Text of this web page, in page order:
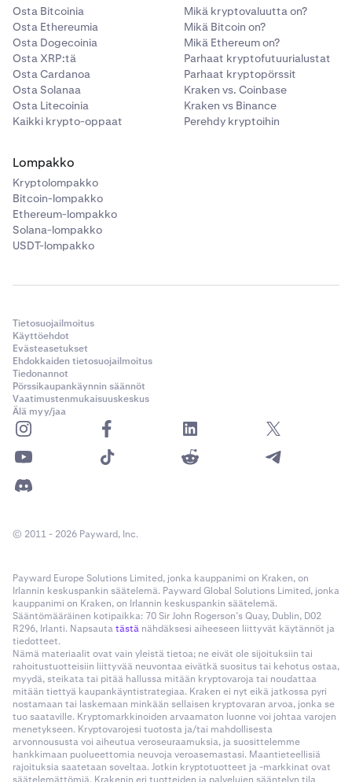
Osta Bitcoinia
Osta Ethereumia
Osta Dogecoinia
Osta XRP:tä
Osta Cardanoa
Osta Solanaa
Osta Litecoinia
Kaikki krypto-oppaat
Mikä kryptovaluutta on?
Mikä Bitcoin on?
Mikä Ethereum on?
Parhaat kryptofutuurialustat
Parhaat kryptopörssit
Kraken vs. Coinbase
Kraken vs Binance
Perehdy kryptoihin
Lompakko
Kryptolompakko
Bitcoin-lompakko
Ethereum-lompakko
Solana-lompakko
USDT-lompakko
Tietosuojailmoitus
Käyttöehdot
Evästeasetukset
Ehdokkaiden tietosuojailmoitus
Tiedonannot
Pörssikaupankäynnin säännöt
Vaatimustenmukaisuuskeskus
Älä myy/jaa
© 2011 - 2026 Payward, Inc.
Payward Europe Solutions Limited, jonka kauppanimi on Kraken, on
Irlannin keskuspankin säätelemä. Payward Global Solutions Limited, jonka
kauppanimi on Kraken, on Irlannin keskuspankin säätelemä.
Sääntömääräinen kotipaikka: 70 Sir John Rogerson’s Quay, Dublin, D02
R296, Irlanti. Napsautatästä nähdäksesi aiheeseen liittyvät käytännöt ja
tiedotteet.
Nämä materiaalit ovat vain yleistä tietoa; ne eivät ole sijoituksiin tai
rahoitustuotteisiin liittyvää neuvontaa eivätkä suositus tai kehotus ostaa,
myydä, steikata tai pitää hallussa mitään kryptovaroja tai noudattaa
mitään tiettyä kaupankäyntistrategiaa. Kraken ei nyt eikä jatkossa pyri
nostamaan tai laskemaan minkään sellaisen kryptovaran arvoa, jonka se
tuo saataville. Kryptomarkkinoiden arvaamaton luonne voi johtaa varojen
menetykseen. Kryptovarojesi tuotosta ja/tai mahdollisesta
arvonnoususta voi aiheutua veroseuraamuksia, ja suosittelemme
hankkimaan puolueettomia neuvoja veroasemastasi. Maantieteellisiä
rajoituksia saatetaan soveltaa. Jotkin kryptotuotteet ja -markkinat ovat